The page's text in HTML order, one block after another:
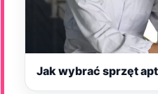
Jak wybrać sprzęt